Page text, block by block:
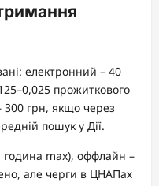
електронний – 40
прожиткового
300 грн, якщо через
пошук у Дії.
година max), оффлайн –
але черги в ЦНАПах